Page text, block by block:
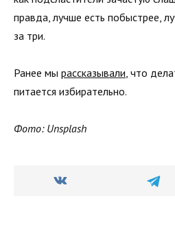
правда, лучше есть побыстрее,
за три.
Ранее мы рассказывали, что
питается избирательно.
Фото: Unsplash